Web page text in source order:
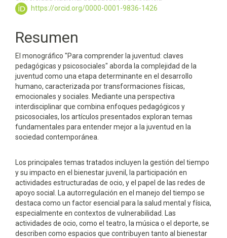
https://orcid.org/0000-0001-9836-1426
Resumen
El monográfico "Para comprender la juventud: claves
pedagógicas y psicosociales" aborda la complejidad de la
juventud como una etapa determinante en el desarrollo
humano, caracterizada por transformaciones físicas,
emocionales y sociales. Mediante una perspectiva
interdisciplinar que combina enfoques pedagógicos y
psicosociales, los artículos presentados exploran temas
fundamentales para entender mejor a la juventud en la
sociedad contemporánea.
Los principales temas tratados incluyen la gestión del tiempo
y su impacto en el bienestar juvenil, la participación en
actividades estructuradas de ocio, y el papel de las redes de
apoyo social. La autorregulación en el manejo del tiempo se
destaca como un factor esencial para la salud mental y física,
especialmente en contextos de vulnerabilidad. Las
actividades de ocio, como el teatro, la música o el deporte, se
describen como espacios que contribuyen tanto al bienestar